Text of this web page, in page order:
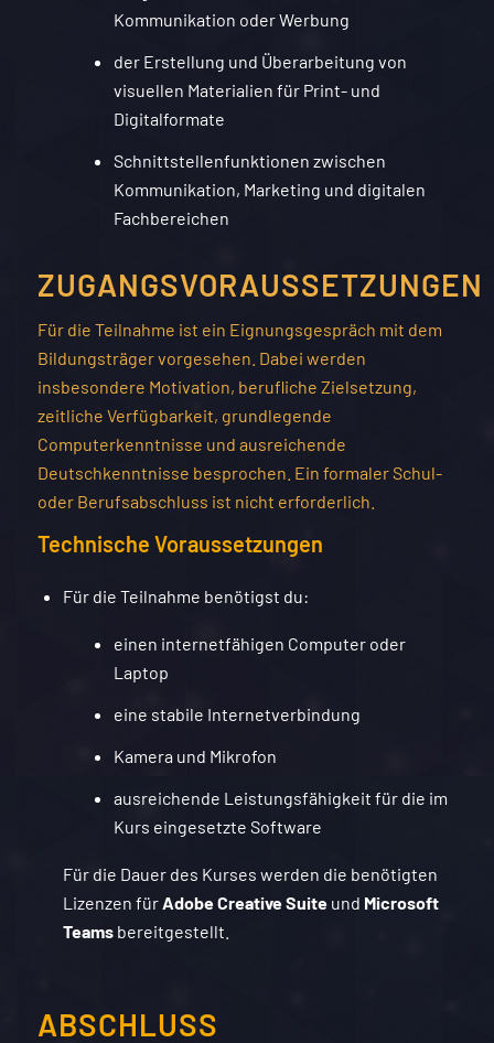
Kommunikation oder Werbung
der Erstellung und Überarbeitung von
visuellen Materialien für Print- und
Digitalformate
Schnittstellenfunktionen zwischen
Kommunikation, Marketing und digitalen
Fachbereichen
ZUGANGSVORAUSSETZUNGEN
Für die Teilnahme ist ein Eignungsgespräch mit dem
Bildungsträger vorgesehen. Dabei werden
insbesondere Motivation, berufliche Zielsetzung,
zeitliche Verfügbarkeit, grundlegende
Computerkenntnisse und ausreichende
Deutschkenntnisse besprochen. Ein formaler Schul-
oder Berufsabschluss ist nicht erforderlich.
Technische Voraussetzungen
Für die Teilnahme benötigst du:
einen internetfähigen Computer oder
Laptop
eine stabile Internetverbindung
Kamera und Mikrofon
ausreichende Leistungsfähigkeit für die im
Kurs eingesetzte Software
Für die Dauer des Kurses werden die benötigten
Lizenzen für Adobe Creative Suiteund Microsoft
Teamsbereitgestellt.
ABSCHLUSS